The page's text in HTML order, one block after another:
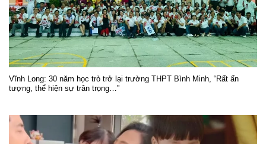
Vĩnh Long: 30 năm học trò trở lại trường THPT Bình Minh, “Rất ấn
tượng, thể hiện sự trân trọng…”